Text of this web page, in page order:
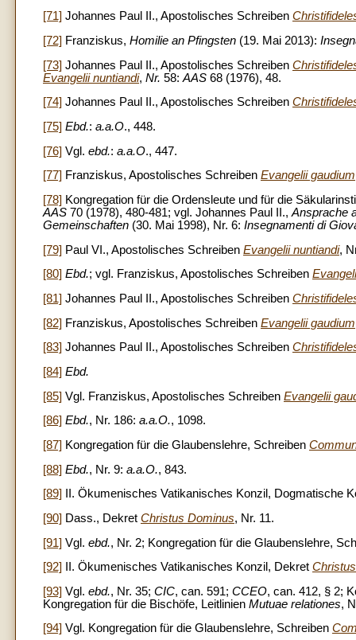
[71] Johannes Paul II., Apostolisches Schreiben
[72] Franziskus, Homilie an Pfingsten (19. Mai 2013):
[73] Johannes Paul II., Apostolisches Schreiben
Evangelii nuntiandi, Nr. 58: AAS 68 (1976), 48.
[74] Johannes Paul II., Apostolisches Schreiben
[75] Ebd.: a.a.O., 448.
[76] Vgl. ebd.: a.a.O., 447.
[77] Franziskus, Apostolisches Schreiben Evangelii gaudium
[78] Kongregation für die Ordensleute und für die
AAS 70 (1978), 480-481; vgl. Johannes Paul II., Ansprache
Gemeinschaften (30. Mai 1998), Nr. 6: Insegnamenti di
[79] Paul VI., Apostolisches Schreiben Evangelii nuntiandi,
[80] Ebd.; vgl. Franziskus, Apostolisches Schreiben
[81] Johannes Paul II., Apostolisches Schreiben
[82] Franziskus, Apostolisches Schreiben Evangelii gaudium
[83] Johannes Paul II., Apostolisches Schreiben
[84] Ebd.
[85] Vgl. Franziskus, Apostolisches Schreiben Evangelii
[86] Ebd., Nr. 186: a.a.O., 1098.
[87] Kongregation für die Glaubenslehre, Schreiben
[88] Ebd., Nr. 9: a.a.O., 843.
[89]
II. Ökumenisches Vatikanisches Konzil, Dogmatische
[90] Dass., Dekret Christus Dominus, Nr. 11.
[91] Vgl. ebd., Nr. 2; Kongregation für die Glaubenslehre,
[92]
II. Ökumenisches Vatikanisches Konzil, Dekret
[93] Vgl. ebd., Nr. 35; CIC, can. 591; CCEO, can. 412, § 2;
Kongregation für die Bischöfe, Leitlinien Mutuae relationes,
[94] Vgl. Kongregation für die Glaubenslehre, Schreiben